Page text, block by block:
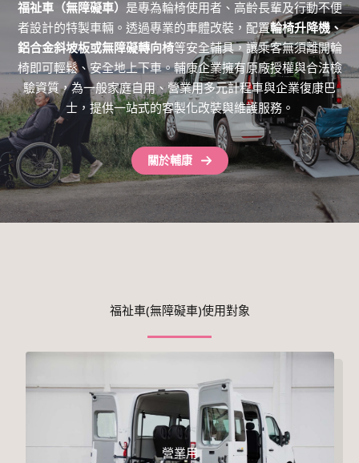
福祉車（無障礙車） 是專為輪椅使用者、高齡長輩及行動不便
者設計的特製車輛。透過專業的車體改裝，配置輪椅升降機、
鋁合金斜坡板或無障礙轉向椅等安全輔具，讓乘客無須離開輪
椅即可輕鬆、安全地上下車。輔康企業擁有原廠授權與合法檢
驗資質，為一般家庭自用、營業用多元計程車與企業復康巴
士，提供一站式的客製化改裝與維護服務。
關於輔康
福祉車(無障礙車)使用對象
營業用